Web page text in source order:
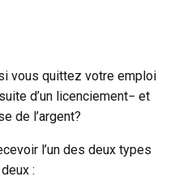
vous quittez votre emploi
d’un licenciement− et
de l’argent?
l’un des deux types
: